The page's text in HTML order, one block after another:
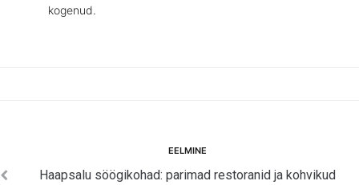
kogenud.
EELMINE
Haapsalu söögikohad: parimad restoranid ja kohvikud